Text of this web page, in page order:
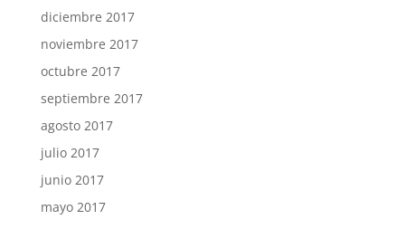
diciembre 2017
noviembre 2017
octubre 2017
septiembre 2017
agosto 2017
julio 2017
junio 2017
mayo 2017